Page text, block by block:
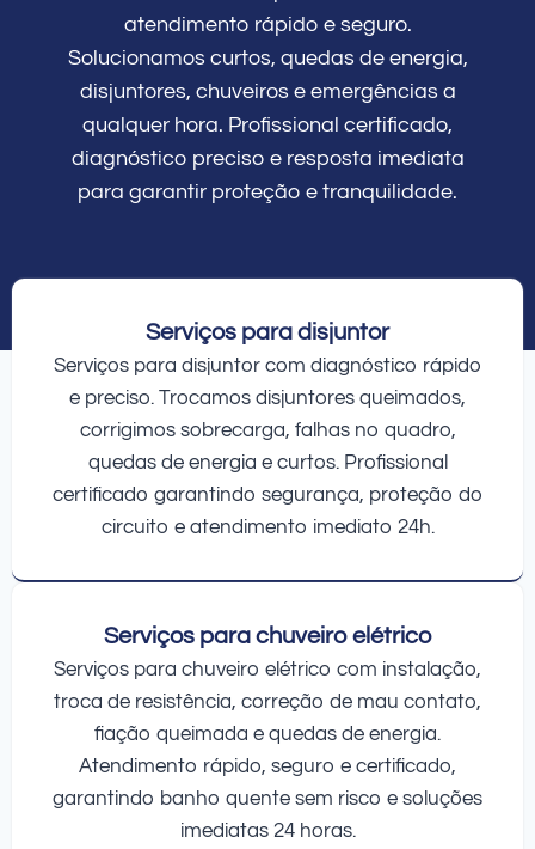
atendimento rápido e seguro.
Solucionamos curtos, quedas de energia,
disjuntores, chuveiros e emergências a
qualquer hora. Profissional certificado,
diagnóstico preciso e resposta imediata
para garantir proteção e tranquilidade.
Serviços para disjuntor
Serviços para disjuntor com diagnóstico rápido
e preciso. Trocamos disjuntores queimados,
corrigimos sobrecarga, falhas no quadro,
quedas de energia e curtos. Profissional
certificado garantindo segurança, proteção do
circuito e atendimento imediato 24h.
Serviços para chuveiro elétrico
Serviços para chuveiro elétrico com instalação,
troca de resistência, correção de mau contato,
fiação queimada e quedas de energia.
Atendimento rápido, seguro e certificado,
garantindo banho quente sem risco e soluções
imediatas 24 horas.